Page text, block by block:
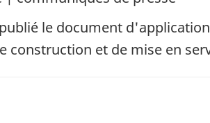
le document
construction et de mise en